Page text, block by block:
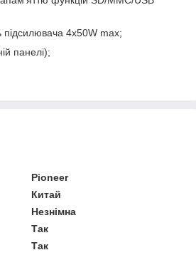
підсилювача 4х50W max;
панелі);
Pioneer
Китай
Незнімна
Так
Так